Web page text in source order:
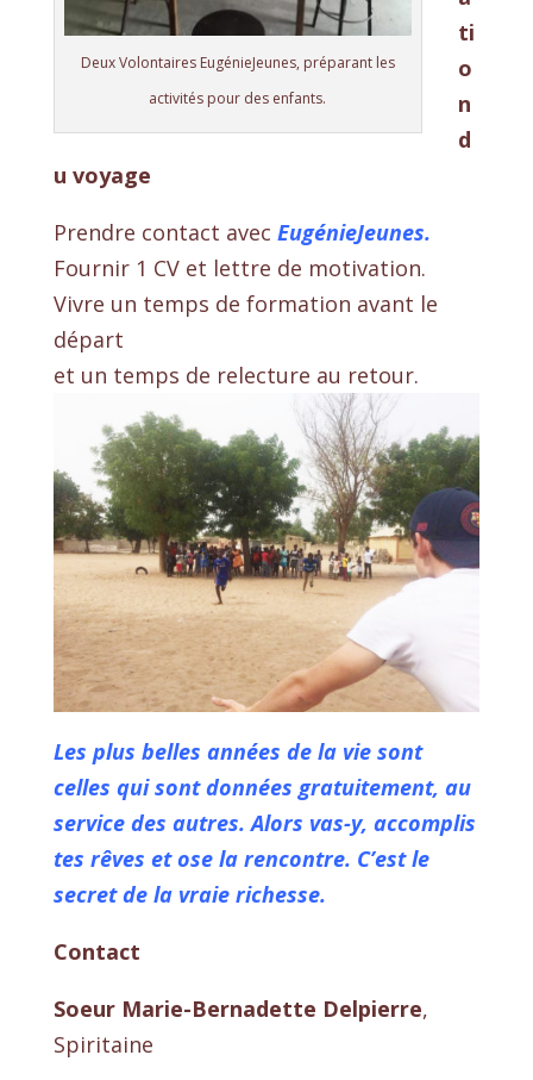
Deux Volontaires EugénieJeunes, préparant les
activités pour des enfants.
ti
o
n
d
u voyage
Prendre contact avec EugénieJeunes.
Fournir 1 CV et lettre de motivation.
Vivre un temps de formation avant le
départ
et un temps de relecture au retour.
Les plus belles années de la vie sont
celles qui sont données gratuitement, au
service des autres.Alors vas-y, accomplis
tes rêves et ose la rencontre. C’est le
secret de la vraie richesse.
Contact
Soeur Marie-Bernadette Delpierre,
Spiritaine